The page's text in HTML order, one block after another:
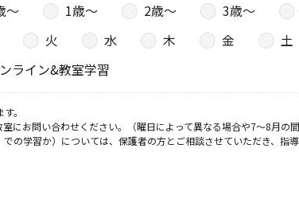
〜 1歳〜 2歳〜 3歳〜
火 水 木 金
土
ライン&教室学習
。
お問い合わせください。（曜日によって異なる場合や7～8月の
学習か）については、保護者の方とご相談させていただき、指導